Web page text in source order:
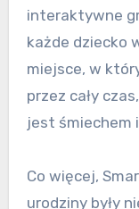
interaktywne
każde dziecko
miejsce, w
przez cały
jest śmiechem
Co więcej,
urodziny były